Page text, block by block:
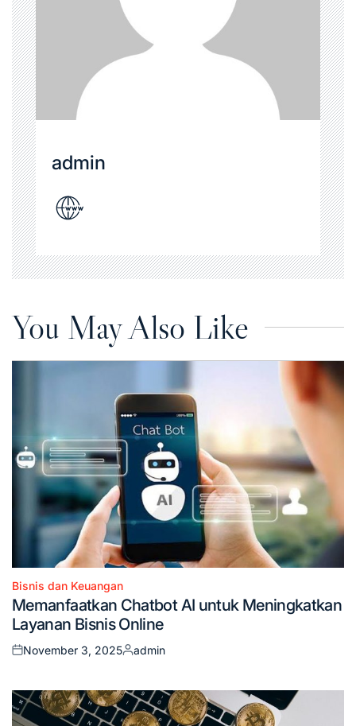
admin
You May Also Like
Posted
in
Bisnis dan Keuangan
Memanfaatkan Chatbot AI untuk Meningkatkan
Layanan Bisnis Online
Posted
November 3, 2025
Posted
admin